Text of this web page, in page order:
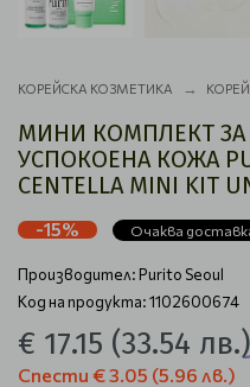
КОРЕЙСКА КОЗМЕТИКА
МИНИ КОМПЛЕКТ ЗА
УСПОКОЕНА КОЖА
CENTELLA MINI KIT
-15% Очаква
Производител:Purito Seoul
Код на продукта: 1102600674
€ 17.15 (33.54 лв.)
Спести € 3.05 (5.96 лв.)